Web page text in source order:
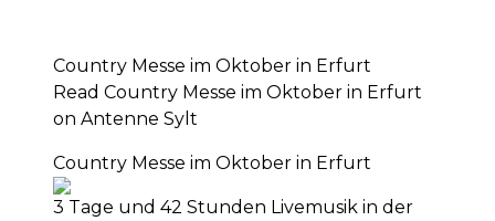
Country Messe im Oktober in Erfurt
Read Country Messe im Oktober in Erfurt
on Antenne Sylt
Country Messe im Oktober in Erfurt
3 Tage und 42 Stunden Livemusik in der